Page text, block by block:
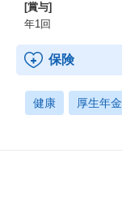
[賞与]
年1回
保険
健康 厚生年金